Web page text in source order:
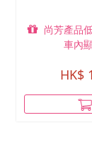
尚芳產品
車內
HK$